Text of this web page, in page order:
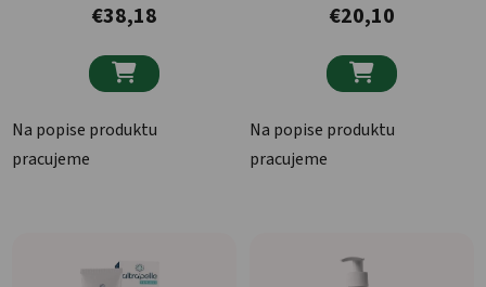
€38,18

Na popise produktu
pracujeme
€20,10

Na popise produktu
pracujeme